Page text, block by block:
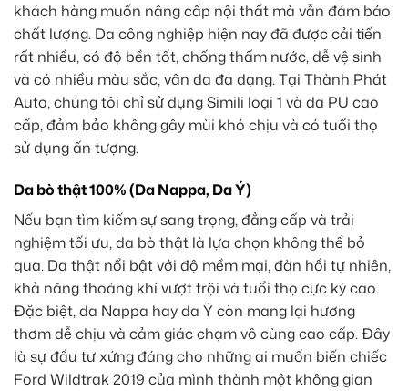
khách hàng muốn nâng cấp nội thất mà vẫn đảm bảo
chất lượng. Da công nghiệp hiện nay đã được cải tiến
rất nhiều, có độ bền tốt, chống thấm nước, dễ vệ sinh
và có nhiều màu sắc, vân da đa dạng. Tại Thành Phát
Auto, chúng tôi chỉ sử dụng Simili loại 1 và da PU cao
cấp, đảm bảo không gây mùi khó chịu và có tuổi thọ
sử dụng ấn tượng.
Da bò thật 100% (Da Nappa, Da Ý)
Nếu bạn tìm kiếm sự sang trọng, đẳng cấp và trải
nghiệm tối ưu, da bò thật là lựa chọn không thể bỏ
qua. Da thật nổi bật với độ mềm mại, đàn hồi tự nhiên,
khả năng thoáng khí vượt trội và tuổi thọ cực kỳ cao.
Đặc biệt, da Nappa hay da Ý còn mang lại hương
thơm dễ chịu và cảm giác chạm vô cùng cao cấp. Đây
là sự đầu tư xứng đáng cho những ai muốn biến chiếc
Ford Wildtrak 2019 của mình thành một không gian